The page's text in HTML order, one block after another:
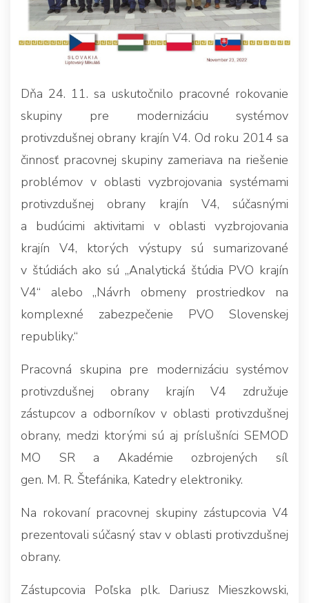
Dňa 24. 11. sa uskutočnilo pracovné rokovanie
skupiny pre modernizáciu systémov
protivzdušnej obrany krajín V4. Od roku 2014 sa
činnosť pracovnej skupiny zameriava na riešenie
problémov v oblasti vyzbrojovania systémami
protivzdušnej obrany krajín V4, súčasnými
a budúcimi aktivitami v oblasti vyzbrojovania
krajín V4, ktorých výstupy sú sumarizované
v štúdiách ako sú „Analytická štúdia PVO krajín
V4“ alebo „Návrh obmeny prostriedkov na
komplexné zabezpečenie PVO Slovenskej
republiky.“
Pracovná skupina pre modernizáciu systémov
protivzdušnej obrany krajín V4 združuje
zástupcov a odborníkov v oblasti protivzdušnej
obrany, medzi ktorými sú aj príslušníci SEMOD
MO SR a Akadémie ozbrojených síl
gen. M. R. Štefánika, Katedry elektroniky.
Na rokovaní pracovnej skupiny zástupcovia V4
prezentovali súčasný stav v oblasti protivzdušnej
obrany.
Zástupcovia Poľska plk. Dariusz Mieszkowski,